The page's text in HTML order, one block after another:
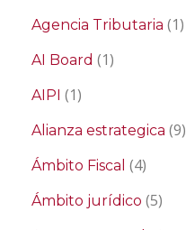
Agencia Tributaria (1)
AI Board (1)
AIPI (1)
Alianza estrategica (9)
Ámbito Fiscal (4)
Ámbito jurídico (5)